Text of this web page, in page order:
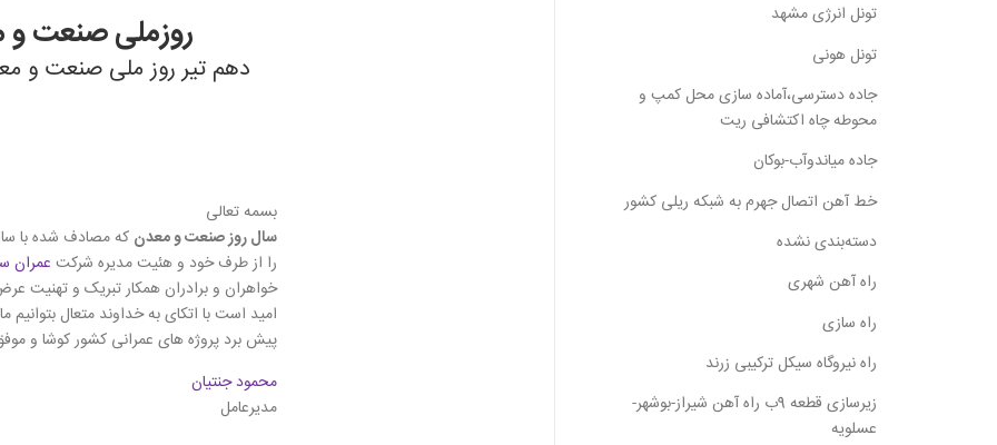
روزملی صنعت
دهم تیر روز ملی صنعت و
بسمه تعالی
سال روز صنعت و معدن که مصادف شده با
را از طرف خود و هئیت مدیره شرکت عمران
خواهران و برادران همکار تبریک و تهنیت
امید است با اتکای به خداوند متعال بتوانیم
پیش برد پروژه های عمرانی کشور کوشا و
محمود جنتیان
مدیرعامل
تونل انرژی مشهد
تونل هونی
جاده دسترسی،آماده سازی محل کمپ و
محوطه چاه اکتشافی ریت
جاده میاندوآب-بوکان
خط آهن اتصال جهرم به شبکه ریلی کشور
دسته‌بندی نشده
راه آهن شهری
راه سازی
راه نیروگاه سیکل ترکیبی زرند
زیرسازی قطعه 9ب راه آهن شیراز-بوشهر-
عسلویه